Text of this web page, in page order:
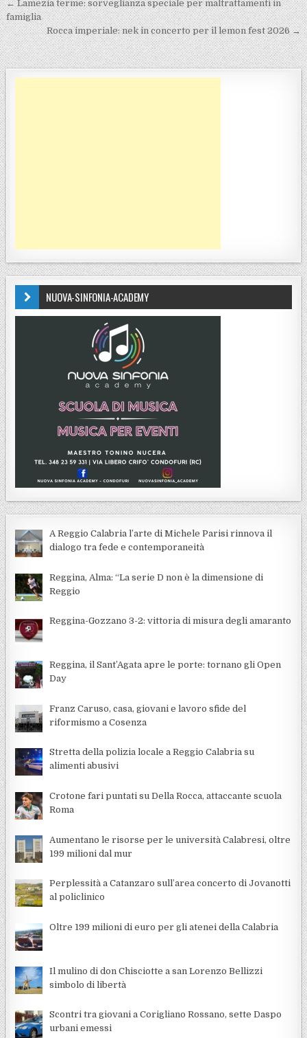
Navigazione articoli
← Lamezia terme: sorveglianza speciale per maltrattamenti in
famiglia
Rocca imperiale: nek in concerto per il lemon fest 2026 →
NUOVA-SINFONIA-ACADEMY
A Reggio Calabria l’arte di Michele Parisi rinnova il
dialogo tra fede e contemporaneità
Reggina, Alma: “La serie D non è la dimensione di
Reggio
Reggina-Gozzano 3-2: vittoria di misura degli amaranto
Reggina, il Sant’Agata apre le porte: tornano gli Open
Day
Franz Caruso, casa, giovani e lavoro sfide del
riformismo a Cosenza
Stretta della polizia locale a Reggio Calabria su
alimenti abusivi
Crotone fari puntati su Della Rocca, attaccante scuola
Roma
Aumentano le risorse per le università Calabresi, oltre
199 milioni dal mur
Perplessità a Catanzaro sull’area concerto di Jovanotti
al policlinico
Oltre 199 milioni di euro per gli atenei della Calabria
Il mulino di don Chisciotte a san Lorenzo Bellizzi
simbolo di libertà
Scontri tra giovani a Corigliano Rossano, sette Daspo
urbani emessi